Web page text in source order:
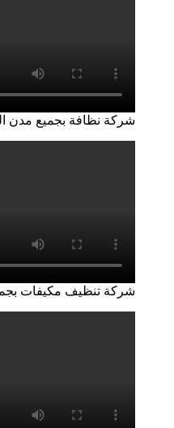
شركة نظافة بجميع مدن
شركة تنظيف مكيفات